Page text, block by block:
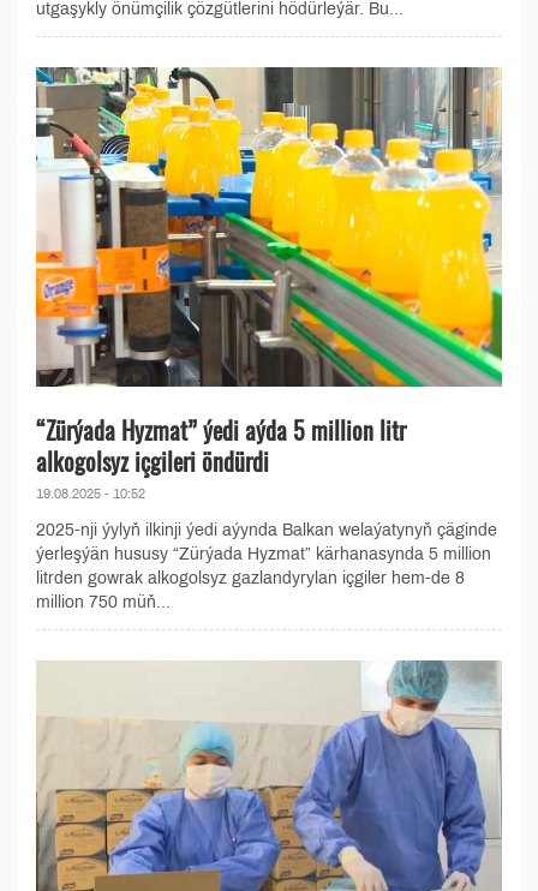
utgaşykly önümçilik çözgütlerini hödürleýär. Bu...
“Zürýada Hyzmat” ýedi aýda 5 million litr
alkogolsyz içgileri öndürdi
19.08.2025 - 10:52
2025-nji ýylyň ilkinji ýedi aýynda Balkan welaýatynyň çäginde
ýerleşýän hususy “Zürýada Hyzmat” kärhanasynda 5 million
litrden gowrak alkogolsyz gazlandyrylan içgiler hem-de 8
million 750 müň...